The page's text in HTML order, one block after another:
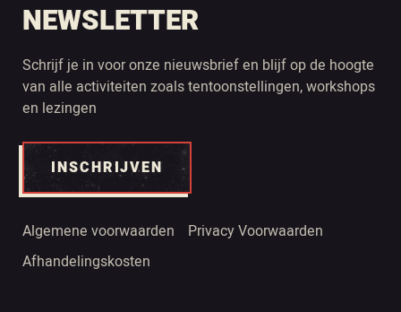
NEWSLETTER
Schrijf je in voor onze nieuwsbrief en blijf op de hoogte
van alle activiteiten zoals tentoonstellingen, workshops
en lezingen
INSCHRIJVEN
Algemene voorwaarden
Privacy Voorwaarden
Afhandelingskosten